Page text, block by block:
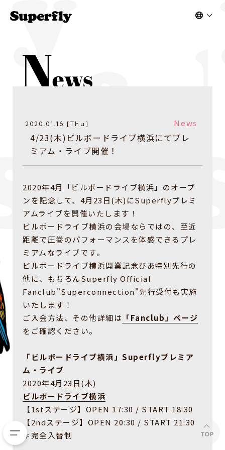
2020.01.16 [Thu] News
4/23(木)ビルボードライブ横浜にてプレ
ミアム・ライブ開催！
2020年4月「ビルボードライブ横浜」のオープ
ンを記念して、4月23日(木)にSuperflyプレミ
アムライブを開催いたします！
ビルボードライブ横浜の会場ならではの、至近
距離で圧巻のパフォーマンスを体感できるプレ
ミアムなライブです。
ビルボードライブ横浜開業記念ぴあ特別先行の
他に、もちろんSuperfly Official
Fanclub"Superconnection"先行受付も実施
いたします！
ご入会方法、その他詳細は 「Fanclub」ページ
をご確認ください。
「ビルボードライブ横浜」Superflyプレミア
ム・ライブ
2020年4月23日(木)
ビルボードライブ横浜
【1stステージ】OPEN 17:30 / START 18:30
【2ndステージ】OPEN 20:30 / START 21:30
＊完全入替制